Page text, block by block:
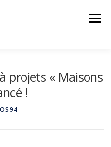
Menu
projets « Maisons
!